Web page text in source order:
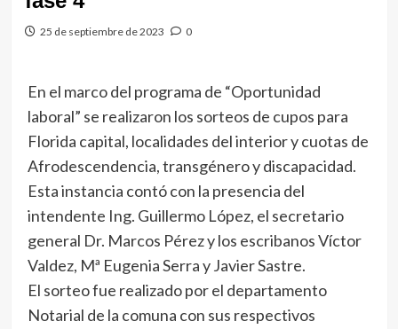
25 de septiembre de 2023 0
En el marco del programa de “Oportunidad
laboral” se realizaron los sorteos de cupos para
Florida capital, localidades del interior y cuotas de
Afrodescendencia, transgénero y discapacidad.
Esta instancia contó con la presencia del
intendente Ing. Guillermo López, el secretario
general Dr. Marcos Pérez y los escribanos Víctor
Valdez, Mª Eugenia Serra y Javier Sastre.
El sorteo fue realizado por el departamento
Notarial de la comuna con sus respectivos